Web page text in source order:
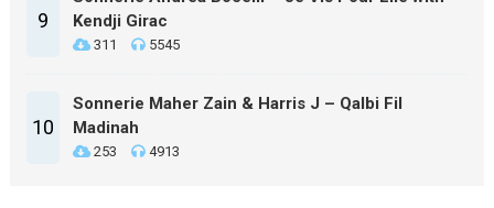
9
Kendji Girac
311 5545
10
Sonnerie Maher Zain & Harris J – Qalbi Fil
Madinah
253 4913